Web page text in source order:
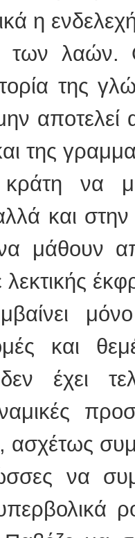
η
των λαών.
της
αποτελεί
της
να
και
μάθουν
λεκτικής
και
έχει
ασχέτως
να